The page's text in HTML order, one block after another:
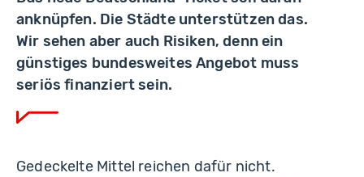
anknüpfen. Die Städte unterstützen das.
Wir sehen aber auch Risiken, denn ein
günstiges bundesweites Angebot muss
seriös finanziert sein.
Gedeckelte Mittel reichen dafür nicht.